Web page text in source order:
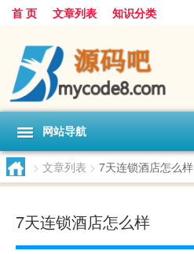
首 页 文章列表 知识分类
网站导航
> 文章列表 > 7天连锁酒店怎么样
7天连锁酒店怎么样